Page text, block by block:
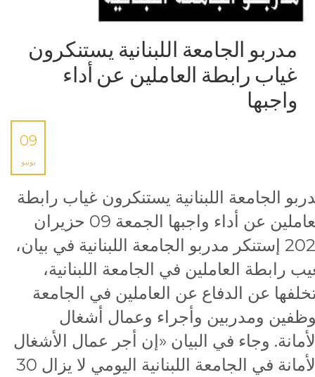
مدربو الجامعة اللبنانية يستنكرون
غياب رابطة العاملين عن أداء
واجبها
09
يونيو
الجامعة اللبنانية يستنكرون غياب رابطة
العاملين عن أداء واجبها الجمعة 09 حزيران
2023 إستنكر مدربو الجامعة اللبنانية في بيان،
رابطة العاملين في الجامعة اللبنانية،
عن الدفاع عن العاملين في الجامعة
ومدربين وأجراء وعمال أشغال
وجاء في البيان «إن أجر عمال الأشغال
بالأمانة في الجامعة اللبنانية اليومي لا يزال 30